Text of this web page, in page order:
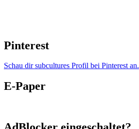
Pinterest
Schau dir subcultures Profil bei Pinterest an.
E-Paper